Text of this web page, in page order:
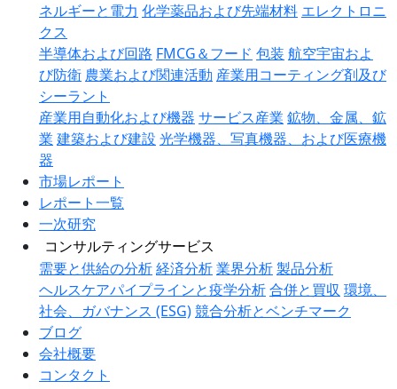
ネルギーと電力 化学薬品および先端材料 エレクトロニ
クス
半導体および回路 FMCG＆フード 包装 航空宇宙およ
び防衛 農業および関連活動 産業用コーティング剤及び
シーラント
産業用自動化および機器 サービス産業 鉱物、金属、鉱
業 建築および建設 光学機器、写真機器、および医療機
器
市場レポート
レポート一覧
一次研究
コンサルティングサービス
需要と供給の分析経済分析業界分析製品分析
ヘルスケアパイプラインと疫学分析合併と買収 環境、
社会、ガバナンス (ESG)競合分析とベンチマーク
ブログ
会社概要
コンタクト